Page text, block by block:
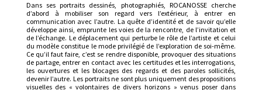
Dans ses portraits dessinés, photographiés, ROCANOSSE cherche
d’abord à mobiliser son regard vers l’extérieur, à entrer en
communication avec l’autre. La quête d’identité et de savoir qu’elle
développe ainsi, emprunte les voies de la rencontre, de l’invitation et
de l’échange. Le déplacement qui perturbe le rôle de l’artiste et celui
du modèle constitue le mode privilégié de l’exploration de soi-même.
Ce qu’il faut faire, c’est se rendre disponible, provoquer des situations
de partage, entrer en contact avec les certitudes et les interrogations,
les ouvertures et les blocages des regards et des paroles sollicités,
devenir l’autre. Les portraits ne sont plus uniquement des propositions
visuelles des « volontaires de divers horizons » venus poser dans